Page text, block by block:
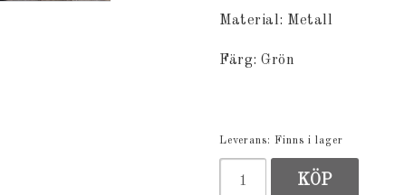
Material: Metall
Färg: Grön
Leverans: Finns i lager
KÖP